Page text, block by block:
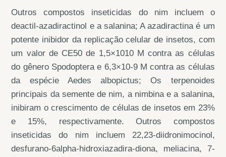
Outros compostos inseticidas do nim incluem o
deactil-azadiractinol e a salanina; A azadiractina é um
potente inibidor da replicação celular de insetos, com
um valor de CE50 de 1,5×1010 M contra as células
do gênero Spodoptera e 6,3×10-9 M contra as células
da espécie Aedes albopictus; Os terpenoides
principais da semente de nim, a nimbina e a salanina,
inibiram o crescimento de células de insetos em 23%
e 15%, respectivamente. Outros compostos
inseticidas do nim incluem 22,23-diidronimocinol,
desfurano-6alpha-hidroxiazadira-diona, meliacina, 7-